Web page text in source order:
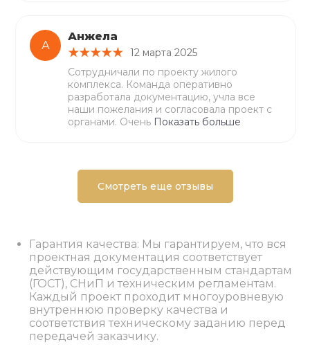
А
Анжела
12 марта 2025
Сотрудничали по проекту жилого
комплекса. Команда оперативно
разработала документацию, учла все
наши пожелания и согласовала проект с
органами. Очень Показать больше
Смотреть еще отзывы
Гарантия качества: Мы гарантируем, что вся
проектная документация соответствует
действующим государственным стандартам
(ГОСТ), СНиП и техническим регламентам.
Каждый проект проходит многоуровневую
внутреннюю проверку качества и
соответствия техническому заданию перед
передачей заказчику.